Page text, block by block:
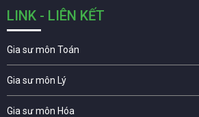
LINK - LIÊN KẾT
Gia sư môn Toán
Gia sư môn Lý
Gia sư môn Hóa